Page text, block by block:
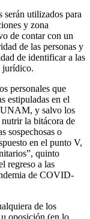
serán utilizados para
y zona
de contar con un
de las personas y
de identificar a las
jurídico.
personales que
estipuladas en el
y salvo los
nutrir la bitácora de
sospechosas o
en el punto V,
quinto
regreso a las
de COVID-
de los